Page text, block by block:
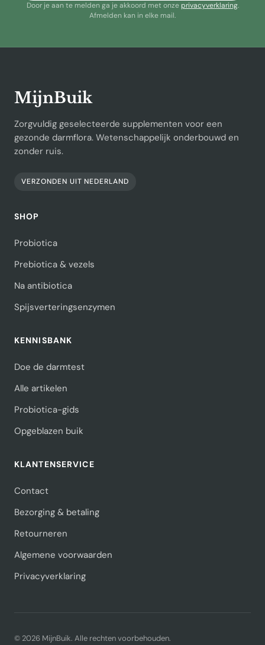
Door je aan te melden ga je akkoord met onzeprivacyverklaring.
Afmelden kan in elke mail.
MijnBuik
Zorgvuldig geselecteerde supplementen voor een
gezonde darmflora. Wetenschappelijk onderbouwd en
zonder ruis.
VERZONDEN UIT NEDERLAND
SHOP
Probiotica
Prebiotica & vezels
Na antibiotica
Spijsverteringsenzymen
KENNISBANK
Doe de darmtest
Alle artikelen
Probiotica-gids
Opgeblazen buik
KLANTENSERVICE
Contact
Bezorging & betaling
Retourneren
Algemene voorwaarden
Privacyverklaring
© 2026 MijnBuik. Alle rechten voorbehouden.